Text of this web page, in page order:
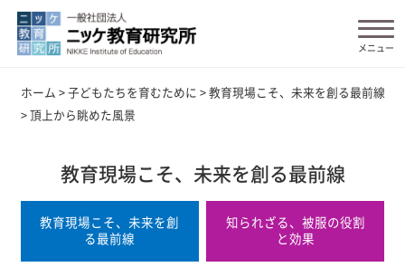
ホーム > 子どもたちを育むために > 教育現場こそ、未来を創る最前線
> 頂上から眺めた風景
教育現場こそ、未来を創る最前線
教育現場こそ、未来を創
る最前線
知られざる、被服の役割
と効果